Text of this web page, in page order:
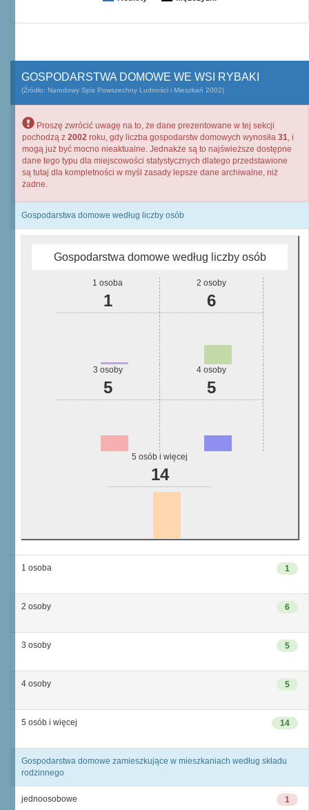
GOSPODARSTWA DOMOWE WE WSI RYBAKI
(Źródło: Narodowy Spis Powszechny Ludności i Mieszkań 2002)
Proszę zwrócić uwagę na to, że dane prezentowane w tej sekcji
pochodzą z 2002 roku, gdy liczba gospodarstw domowych wynosiła 31, i
mogą już być mocno nieaktualne. Jednakże są to najświeższe dostępne
dane tego typu dla miejscowości statystycznych dlatego przedstawione
są tutaj dla kompletności w myśl zasady lepsze dane archiwalne, niż
żadne.
Gospodarstwa domowe według liczby osób
Gospodarstwa domowe według liczby osób
1 osoba
1
2 osoby
6
3 osoby
5
4 osoby
5
5 osób i więcej
14
1
1 osoba
6
2 osoby
5
3 osoby
5
4 osoby
14
5 osób i więcej
Gospodarstwa domowe zamieszkujące w mieszkaniach według składu
rodzinnego
1
jednoosobowe